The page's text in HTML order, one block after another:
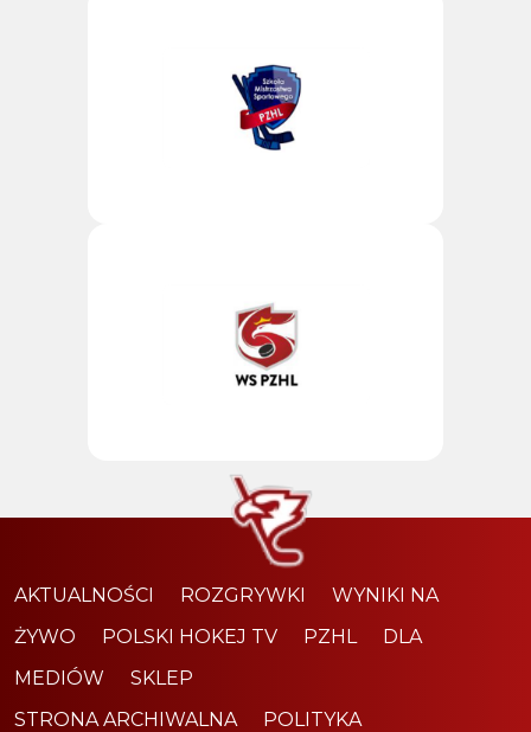
AKTUALNOŚCI ROZGRYWKI
WYNIKI NA
ŻYWO
POLSKI HOKEJ TV PZHL
DLA
MEDIÓW
SKLEP
STRONA ARCHIWALNA
POLITYKA